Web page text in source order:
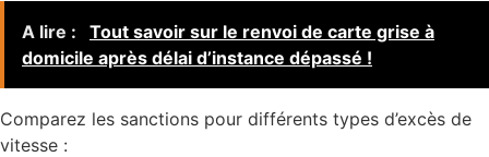
A lire :
Tout savoir sur le renvoi de carte grise à
domicile après délai d’instance dépassé !
Comparez les sanctions pour différents types d’excès de
vitesse :